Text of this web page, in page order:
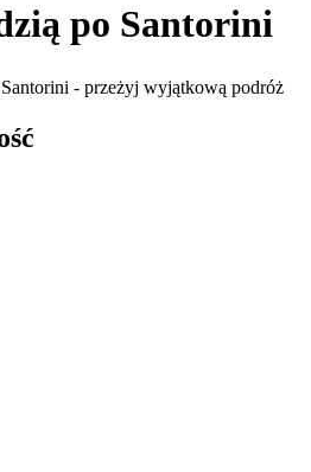
po Santorini
- przeżyj wyjątkową podróż